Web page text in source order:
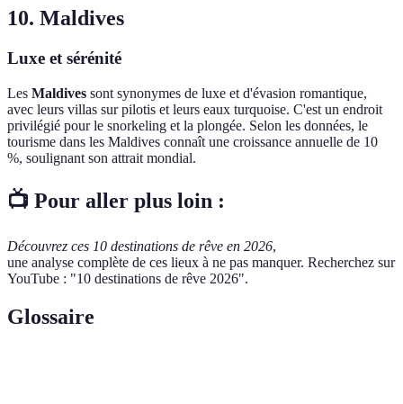
10. Maldives
Luxe et sérénité
Les Maldives sont synonymes de luxe et d'évasion romantique,
avec leurs villas sur pilotis et leurs eaux turquoise. C'est un endroit
privilégié pour le snorkeling et la plongée. Selon les données, le
tourisme dans les Maldives connaît une croissance annuelle de 10
%, soulignant son attrait mondial.
📺 Pour aller plus loin :
Découvrez ces 10 destinations de rêve en 2026,
une analyse complète de ces lieux à ne pas manquer. Recherchez sur
YouTube : "10 destinations de rêve 2026".
Glossaire